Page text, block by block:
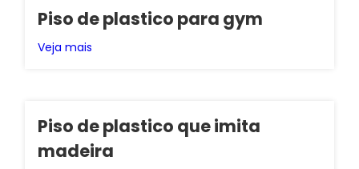
Piso de plastico para gym
Veja mais
Piso de plastico que imita
madeira